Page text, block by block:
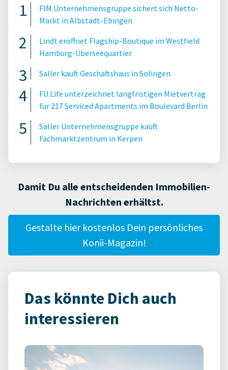
FIM Unternehmensgruppe sichert sich Netto-
Markt in Albstadt-Ebingen
Lindt eröffnet Flagship-Boutique im Westfield
Hamburg-Überseequartier
Saller kauft Geschäftshaus in Solingen
FU.Life unterzeichnet langfristigen Mietvertrag
für 217 Serviced Apartments im Boulevard Berlin
Saller Unternehmensgruppe kauft
Fachmarktzentrum in Kerpen
Damit Du alle entscheidenden Immobilien-
Nachrichten erhältst.
Gestalte hier kostenlos Dein persönliches
Konii-Magazin!
Das könnte Dich auch
interessieren